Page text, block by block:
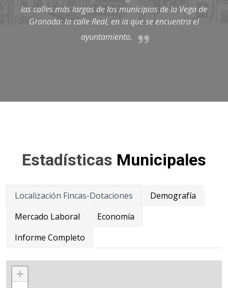
las calles más largas de los municipios de la Vega de
Granada: la calle Real, en la que se encuentra el
ayuntamiento.
Estadísticas Municipales
Localización Fincas-Dotaciones
Demografía
Mercado Laboral
Economía
Informe Completo
+